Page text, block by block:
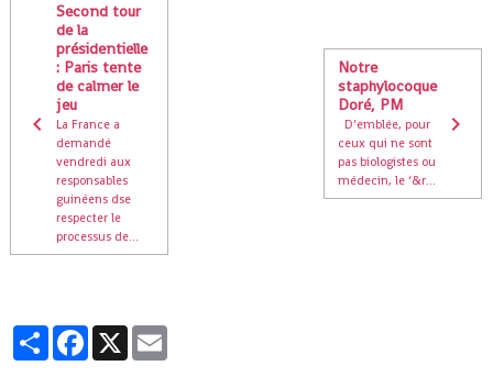
Second tour
de la
présidentielle
: Paris tente
de calmer le
jeu
La France a
demandé
vendredi aux
responsables
guinéens dse
respecter le
processus de...
Notre
staphylocoque
Doré, PM
D’emblée, pour
ceux qui ne sont
pas biologistes ou
médecin, le ‘&r...
PartagerFacebook
X